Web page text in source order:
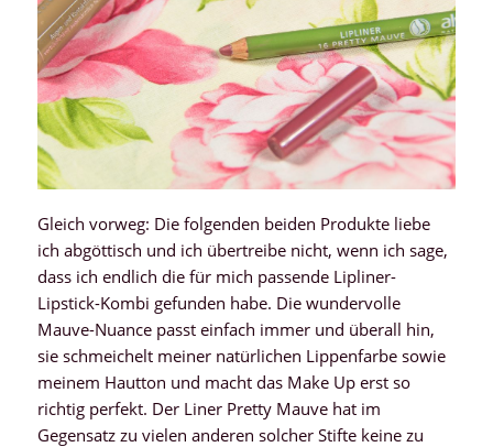
Gleich vorweg: Die folgenden beiden Produkte liebe
ich abgöttisch und ich übertreibe nicht, wenn ich sage,
dass ich endlich die für mich passende Lipliner-
Lipstick-Kombi gefunden habe. Die wundervolle
Mauve-Nuance passt einfach immer und überall hin,
sie schmeichelt meiner natürlichen Lippenfarbe sowie
meinem Hautton und macht das Make Up erst so
richtig perfekt. Der Liner Pretty Mauve hat im
Gegensatz zu vielen anderen solcher Stifte keine zu